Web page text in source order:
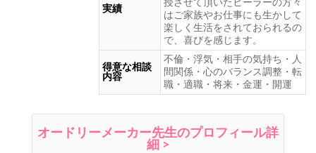
実績
授させて頂いたヒーラーの方々
はご家族やお仕事にも生かして
楽しく生活をされておられるの
で、喜びを感じます。
得意な相談
内容
不倫・浮気・相手の気持ち・人
間関係・心のバランス調整・転
職・適職・将来・金運・開運
オードリーメーカー先生のプロフィール詳
細 >